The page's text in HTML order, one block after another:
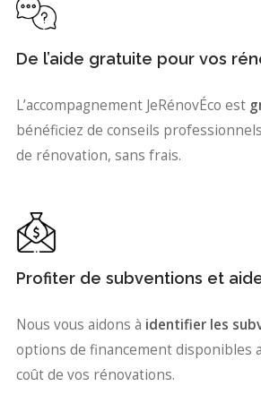
De l’aide gratuite pour vos
L’accompagnement JeRénovÉco est
bénéficiez de conseils
de rénovation, sans frais.
Profiter de subventions et
Nous vous aidons à identifier les
options de financement disponibles
coût de vos rénovations.